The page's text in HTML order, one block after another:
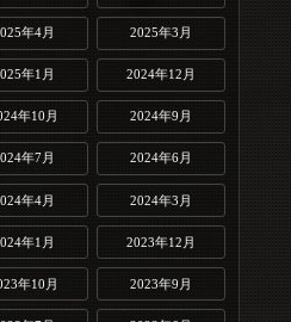
年4月 2025年3月
年1月 2024年12月
年10月 2024年9月
年7月 2024年6月
年4月 2024年3月
年1月 2023年12月
年10月 2023年9月